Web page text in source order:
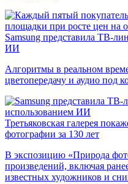
Samsung представила ТВ-
ИИ
Алгоритмы в реальном
цветопередачу и аудио под
Третьяковская галерея
фотографии за 130 лет
В экспозицию «Природа
произведений, включая
известных художников и